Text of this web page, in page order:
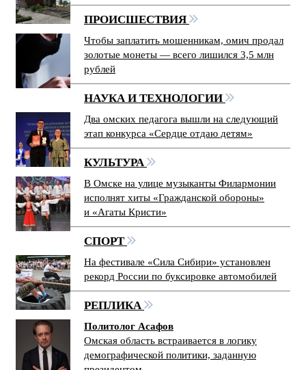
ПРОИСШЕСТВИЯ
Чтобы заплатить мошенникам, омич продал
золотые монеты — всего лишился 3,5 млн
рублей
НАУКА И ТЕХНОЛОГИИ
Два омских педагога вышли на следующий
этап конкурса «Сердце отдаю детям»
КУЛЬТУРА
В Омске на улице музыканты Филармонии
исполнят хиты «Гражданской обороны»
и «Агаты Кристи»
СПОРТ
На фестивале «Сила Сибири» установлен
рекорд России по буксировке автомобилей
РЕПЛИКА
Политолог Асафов
Омская область встраивается в логику
демографической политики, заданную